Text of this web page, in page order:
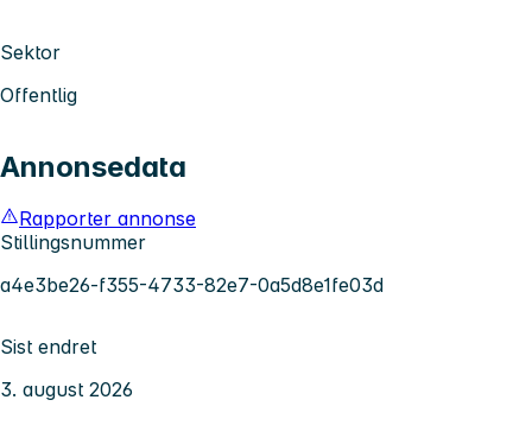
Sektor
Offentlig
Annonsedata
Rapporter annonse
Stillingsnummer
a4e3be26-f355-4733-82e7-0a5d8e1fe03d
Sist endret
3. august 2026